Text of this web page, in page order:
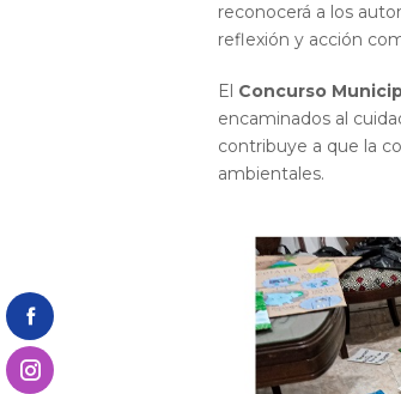
reconocerá a los
reflexión y acción
El Concurso
encaminados al
contribuye a que la
ambientales.